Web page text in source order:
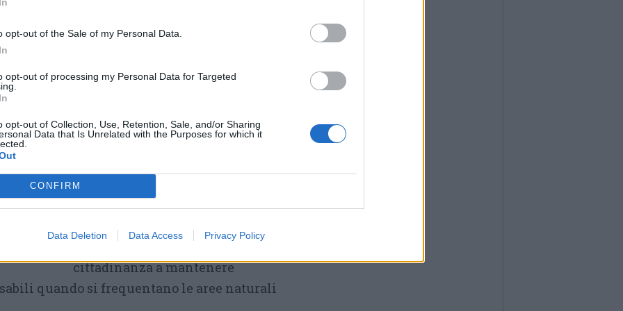
opt-out of the Sale of my Personal Data.
opt-out of processing my Personal Data for Targeted
opt-out of Collection, Use, Retention, Sale, and/or Sharing
Data that Is Unrelated with the Purposes for which it
CONFIRM
Data Deletion Data Access Privacy Policy
opera di bonifica della zona per evitare
sotto le foglie o nel sottobosco
L’appello: massima
attenzione nei boschi
colgono l’occasione per ricordare
quanto sia fragile il patrimonio
verde del territorio, soprattutto in
estate, e invitano tutta la
cittadinanza a mantenere
quando si frequentano le aree naturali